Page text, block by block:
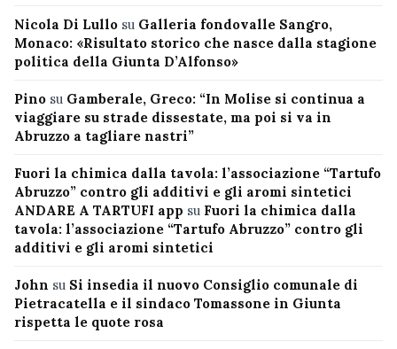
Nicola Di Lullo su Galleria fondovalle Sangro,
Monaco: «Risultato storico che nasce dalla stagione
politica della Giunta D’Alfonso»
Pino su Gamberale, Greco: “In Molise si continua a
viaggiare su strade dissestate, ma poi si va in
Abruzzo a tagliare nastri”
Fuori la chimica dalla tavola: l’associazione “Tartufo
Abruzzo” contro gli additivi e gli aromi sintetici
ANDARE A TARTUFI app su Fuori la chimica dalla
tavola: l’associazione “Tartufo Abruzzo” contro gli
additivi e gli aromi sintetici
John su Si insedia il nuovo Consiglio comunale di
Pietracatella e il sindaco Tomassone in Giunta
rispetta le quote rosa